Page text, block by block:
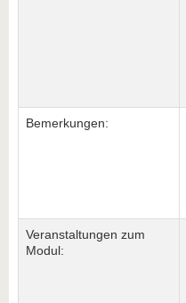
Bemerkungen:
Veranstaltungen zum
Modul: